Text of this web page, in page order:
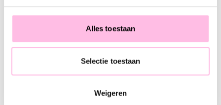
Alles toestaan
Selectie toestaan
Weigeren
Kralen ketting van hartjes resin - bruin Kralen armband van hartjes resin XL - bruin
Kralen ketting van natuursteen XL - mokka